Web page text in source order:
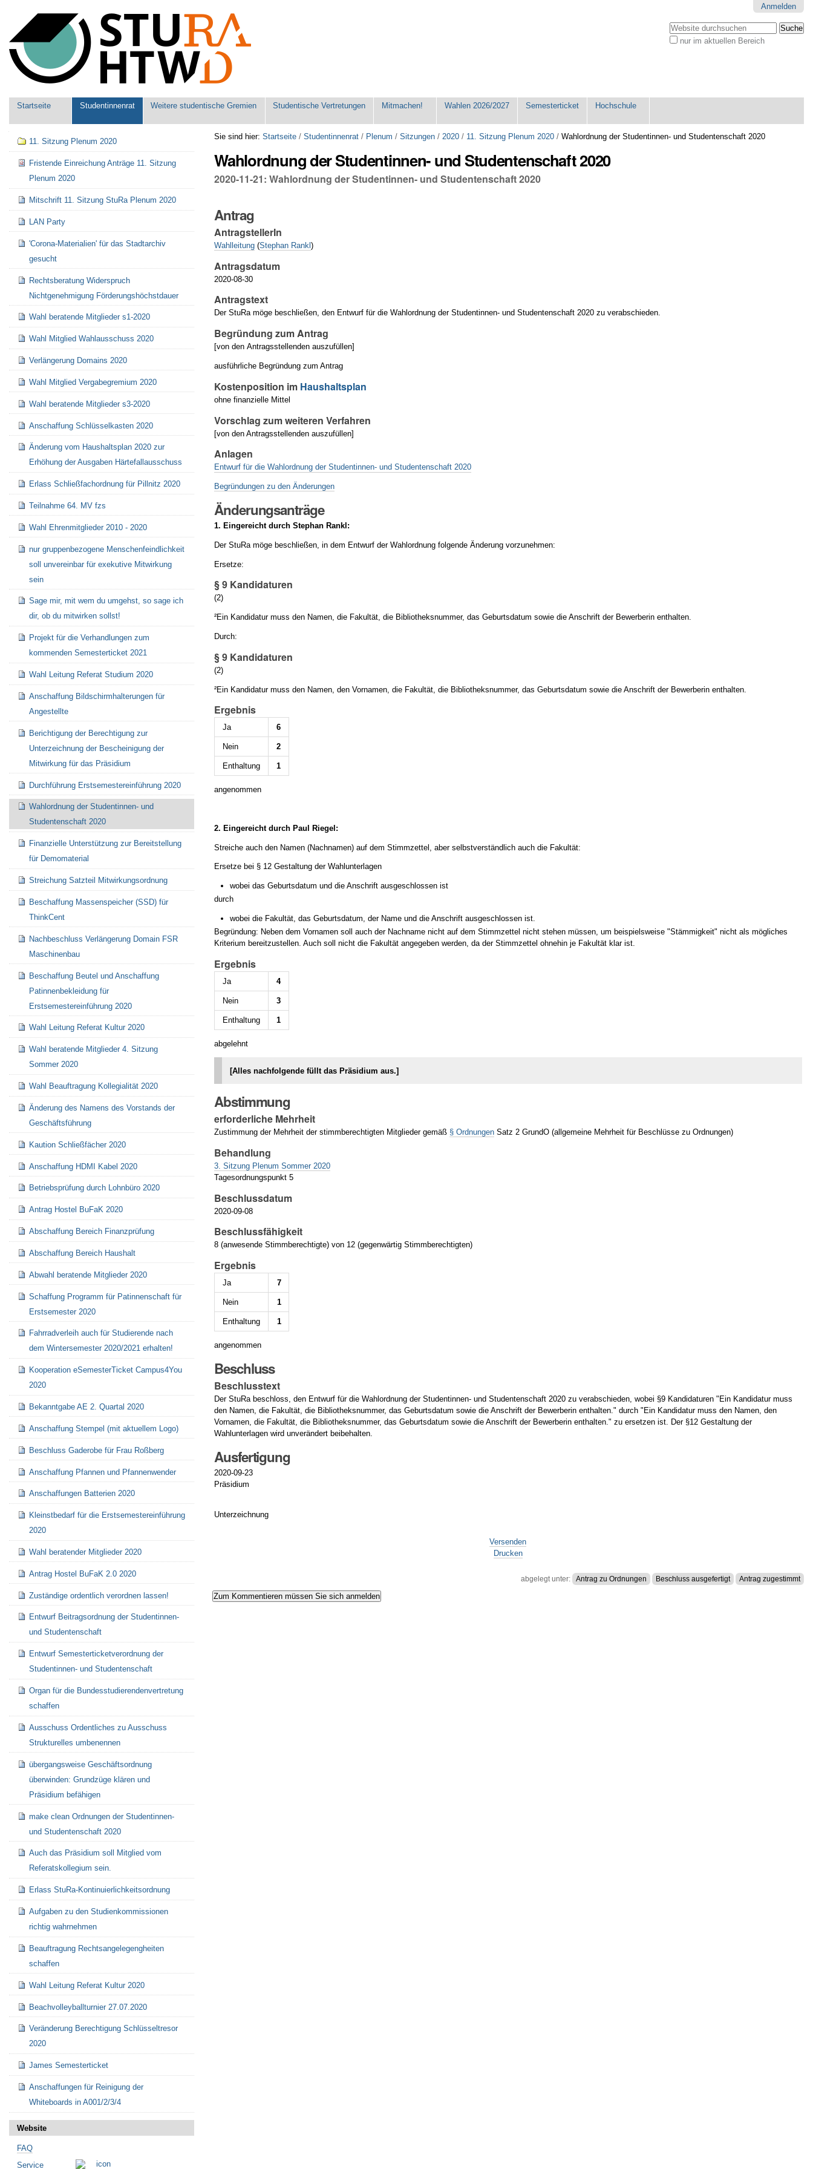
Werkzeuge
Anmelden
Website durchsuchen
nur im aktuellen Bereich
Sektionen
Startseite Studentinnenrat Weitere studentische Gremien Studentische Vertretungen Mitmachen! Wahlen 2026/2027 Semesterticket Hochschule
Sie sind hier: Startseite /Studentinnenrat / Plenum /Sitzungen /2020 / 11. Sitzung Plenum 2020 /Wahlordnung der Studentinnen- und Studentenschaft 2020
Wahlordnung der Studentinnen- und Studentenschaft 2020
2020-11-21: Wahlordnung der Studentinnen- und Studentenschaft 2020
Antrag
AntragstellerIn
Wahlleitung (Stephan Rankl)
Antragsdatum
2020-08-30
Antragstext
Der StuRa möge beschließen, den Entwurf für die Wahlordnung der Studentinnen- und Studentenschaft 2020 zu verabschieden.
Begründung zum Antrag
[von den Antragsstellenden auszufüllen]
ausführliche Begründung zum Antrag
Kostenposition im Haushaltsplan
ohne finanzielle Mittel
Vorschlag zum weiteren Verfahren
[von den Antragsstellenden auszufüllen]
Anlagen
Entwurf für die Wahlordnung der Studentinnen- und Studentenschaft 2020
Begründungen zu den Änderungen
Änderungsanträge
1. Eingereicht durch Stephan Rankl:
Der StuRa möge beschließen, in dem Entwurf der Wahlordnung folgende Änderung vorzunehmen:
Ersetze:
§ 9 Kandidaturen
(2)
²Ein Kandidatur muss den Namen, die Fakultät, die Bibliotheksnummer, das Geburtsdatum sowie die Anschrift der Bewerberin enthalten.
Durch:
§ 9 Kandidaturen
(2)
²Ein Kandidatur muss den Namen, den Vornamen, die Fakultät, die Bibliotheksnummer, das Geburtsdatum sowie die Anschrift der Bewerberin enthalten.
Ergebnis
Ja 6
Nein 2
Enthaltung 1
angenommen
2. Eingereicht durch Paul Riegel:
Streiche auch den Namen (Nachnamen) auf dem Stimmzettel, aber selbstverständlich auch die Fakultät:
Ersetze bei § 12 Gestaltung der Wahlunterlagen
wobei das Geburtsdatum und die Anschrift ausgeschlossen ist
durch
wobei die Fakultät, das Geburtsdatum, der Nameund die Anschrift ausgeschlossen ist.
Begründung: Neben dem Vornamen soll auch der Nachname nicht auf dem Stimmzettel nicht stehen müssen, um beispielsweise "Stämmigkeit" nicht als mögliches
Kriterium bereitzustellen. Auch soll nicht die Fakultät angegeben werden, da der Stimmzettel ohnehin je Fakultät klar ist.
Ergebnis
Ja 4
Nein 3
Enthaltung 1
abgelehnt
[Alles nachfolgende füllt das Präsidium aus.]
Abstimmung
erforderliche Mehrheit
Zustimmung der Mehrheit der stimmberechtigten Mitglieder gemäß § Ordnungen Satz 2 GrundO (allgemeine Mehrheit für Beschlüsse zu Ordnungen)
Behandlung
3. Sitzung Plenum Sommer 2020
Tagesordnungspunkt 5
Beschlussdatum
2020-09-08
Beschlussfähigkeit
8 (anwesende Stimmberechtigte) von 12 (gegenwärtig Stimmberechtigten)
Ergebnis
Ja 7
Nein 1
Enthaltung 1
angenommen
Beschluss
Beschlusstext
Der StuRa beschloss,den Entwurf für die Wahlordnung der Studentinnen- und Studentenschaft 2020 zu verabschieden, wobei §9 Kandidaturen " Ein Kandidatur muss
den Namen, die Fakultät, die Bibliotheksnummer, das Geburtsdatum sowie die Anschrift der Bewerberin enthalten." durch " Ein Kandidatur muss den Namen, den
Vornamen, die Fakultät, die Bibliotheksnummer, das Geburtsdatum sowie die Anschrift der Bewerberin enthalten." zu ersetzen ist. Der §12 Gestaltung der
Wahlunterlagen wird unverändert beibehalten.
Ausfertigung
2020-09-23
Präsidium
Unterzeichnung
Versenden
Drucken
abgelegt unter: Antrag zu Ordnungen Beschluss ausgefertigt Antrag zugestimmt
Navigation
11. Sitzung Plenum 2020
Fristende Einreichung Anträge 11. Sitzung
Plenum 2020
Mitschrift 11. Sitzung StuRa Plenum 2020
LAN Party
'Corona-Materialien' für das Stadtarchiv
gesucht
Rechtsberatung Widerspruch
Nichtgenehmigung Förderungshöchstdauer
Wahl beratende Mitglieder s1-2020
Wahl Mitglied Wahlausschuss 2020
Verlängerung Domains 2020
Wahl Mitglied Vergabegremium 2020
Wahl beratende Mitglieder s3-2020
Anschaffung Schlüsselkasten 2020
Änderung vom Haushaltsplan 2020 zur
Erhöhung der Ausgaben Härtefallausschuss
Erlass Schließfachordnung für Pillnitz 2020
Teilnahme 64. MV fzs
Wahl Ehrenmitglieder 2010 - 2020
nur gruppenbezogene Menschenfeindlichkeit
soll unvereinbar für exekutive Mitwirkung
sein
Sage mir, mit wem du umgehst, so sage ich
dir, ob du mitwirken sollst!
Projekt für die Verhandlungen zum
kommenden Semesterticket 2021
Wahl Leitung Referat Studium 2020
Anschaffung Bildschirmhalterungen für
Angestellte
Berichtigung der Berechtigung zur
Unterzeichnung der Bescheinigung der
Mitwirkung für das Präsidium
Durchführung Erstsemestereinführung 2020
Wahlordnung der Studentinnen- und
Studentenschaft 2020
Finanzielle Unterstützung zur Bereitstellung
für Demomaterial
Streichung Satzteil Mitwirkungsordnung
Beschaffung Massenspeicher (SSD) für
ThinkCent
Nachbeschluss Verlängerung Domain FSR
Maschinenbau
Beschaffung Beutel und Anschaffung
Patinnenbekleidung für
Erstsemestereinführung 2020
Wahl Leitung Referat Kultur 2020
Wahl beratende Mitglieder 4. Sitzung
Sommer 2020
Wahl Beauftragung Kollegialität 2020
Änderung des Namens des Vorstands der
Geschäftsführung
Kaution Schließfächer 2020
Anschaffung HDMI Kabel 2020
Betriebsprüfung durch Lohnbüro 2020
Antrag Hostel BuFaK 2020
Abschaffung Bereich Finanzprüfung
Abschaffung Bereich Haushalt
Abwahl beratende Mitglieder 2020
Schaffung Programm für Patinnenschaft für
Erstsemester 2020
Fahrradverleih auch für Studierende nach
dem Wintersemester 2020/2021 erhalten!
Kooperation eSemesterTicket Campus4You
2020
Bekanntgabe AE 2. Quartal 2020
Anschaffung Stempel (mit aktuellem Logo)
Beschluss Gaderobe für Frau Roßberg
Anschaffung Pfannen und Pfannenwender
Anschaffungen Batterien 2020
Kleinstbedarf für die Erstsemestereinführung
2020
Wahl beratender Mitglieder 2020
Antrag Hostel BuFaK 2.0 2020
Zuständige ordentlich verordnen lassen!
Entwurf Beitragsordnung der Studentinnen-
und Studentenschaft
Entwurf Semesterticketverordnung der
Studentinnen- und Studentenschaft
Organ für die Bundesstudierendenvertretung
schaffen
Ausschuss Ordentliches zu Ausschuss
Strukturelles umbenennen
übergangsweise Geschäftsordnung
überwinden: Grundzüge klären und
Präsidium befähigen
make clean Ordnungen der Studentinnen-
und Studentenschaft 2020
Auch das Präsidium soll Mitglied vom
Referatskollegium sein.
Erlass StuRa-Kontinuierlichkeitsordnung
Aufgaben zu den Studienkommissionen
richtig wahrnehmen
Beauftragung Rechtsangelegengheiten
schaffen
Wahl Leitung Referat Kultur 2020
Beachvolleyballturnier 27.07.2020
Veränderung Berechtigung Schlüsseltresor
2020
James Semesterticket
Anschaffungen für Reinigung der
Whiteboards in A001/2/3/4
Website
FAQ
Service